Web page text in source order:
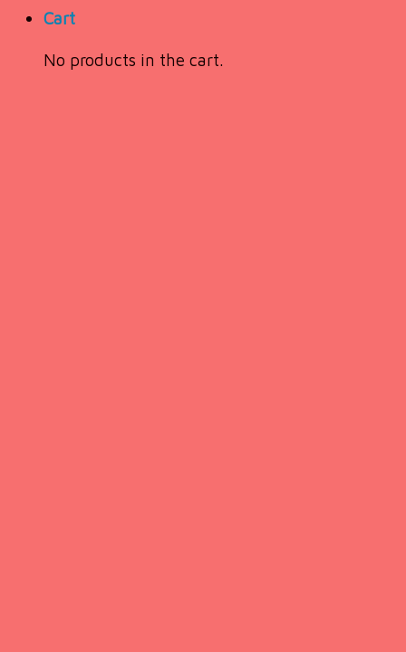
Cart
No products in the cart.